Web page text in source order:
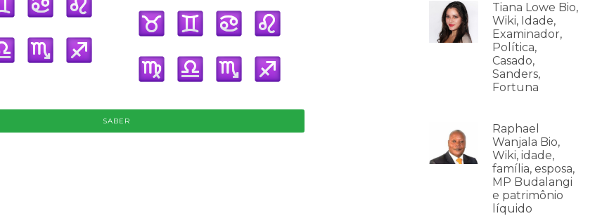
SABER
Tiana Lowe Bio,
Wiki, Idade,
Examinador,
Política,
Casado,
Sanders,
Fortuna
Raphael
Wanjala Bio,
Wiki, idade,
família, esposa,
MP Budalangi
e patrimônio
líquido